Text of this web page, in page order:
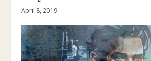
April 8, 2019